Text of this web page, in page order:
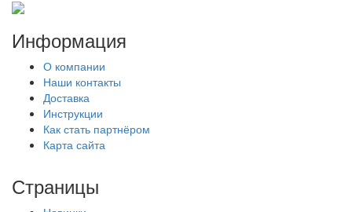
Информация
О компании
Наши контакты
Доставка
Инструкции
Как стать партнёром
Карта сайта
Страницы